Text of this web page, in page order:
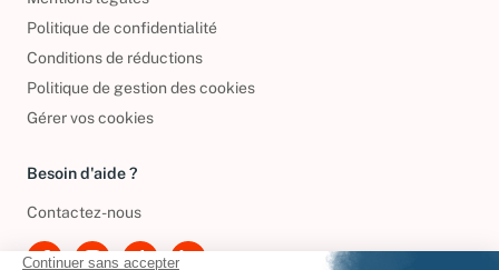
Politique de confidentialité
Conditions de réductions
Politique de gestion des cookies
Gérer vos cookies
Besoin d'aide ?
Contactez-nous